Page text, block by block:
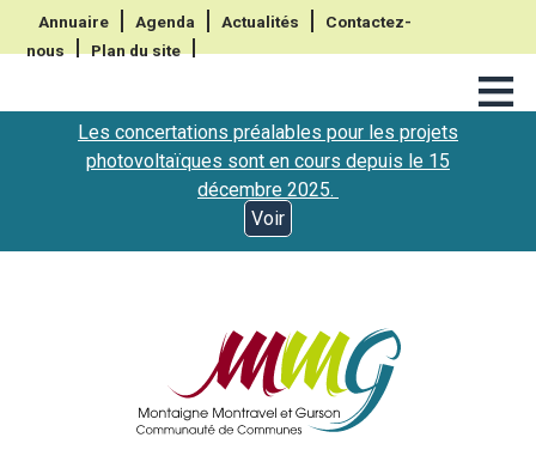
Annuaire Agenda Actualités
Contactez-
nous
Plan du site ≡
Les concertations préalables pour les projets
photovoltaïques sont en cours depuis le 15
décembre 2025.
Voir